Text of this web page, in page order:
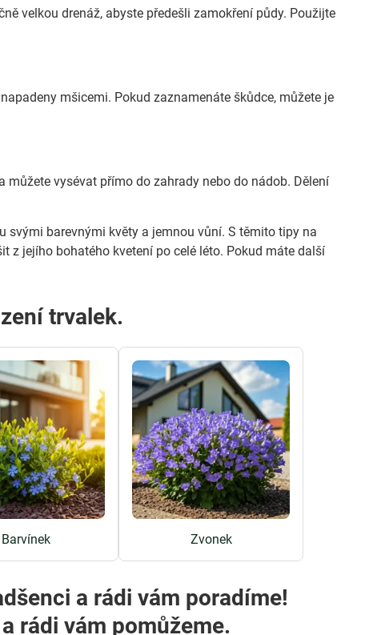
velkou drenáž, abyste předešli zamokření půdy. Použijte
mšicemi. Pokud zaznamenáte škůdce, můžete je
vysévat přímo do zahrady nebo do nádob. Dělení
svými barevnými květy a jemnou vůní. S těmito tipy na
z jejího bohatého kvetení po celé léto. Pokud máte další
trvalek.
Barvínek Zvonek
a rádi vám poradíme!
rádi vám pomůžeme.